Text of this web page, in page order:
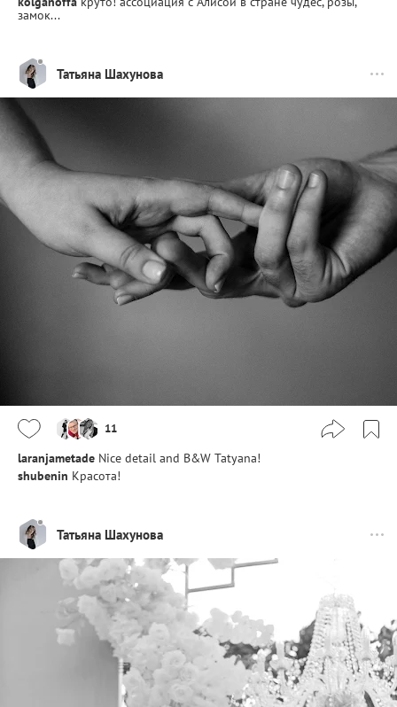
замок...
Татьяна Шахунова
11
laranjametade Nice detail and B&W Tatyana!
shubenin Красота!
Татьяна Шахунова